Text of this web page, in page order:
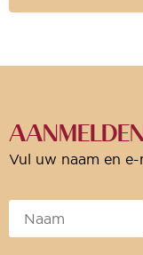
Vul uw naam en